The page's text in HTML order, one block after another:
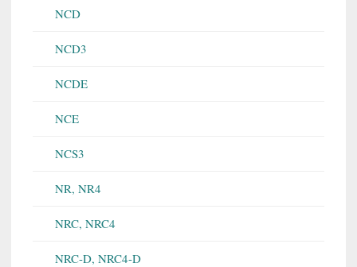
NCD
NCD3
NCDE
NCE
NCS3
NR, NR4
NRC, NRC4
NRC-D, NRC4-D